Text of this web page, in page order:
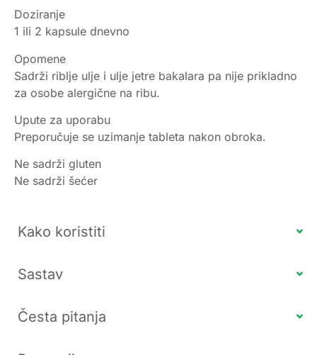
Doziranje
1 ili 2 kapsule dnevno
Opomene
Sadrži riblje ulje i ulje jetre bakalara pa nije prikladno
za osobe alergične na ribu.
Upute za uporabu
Preporučuje se uzimanje tableta nakon obroka.
Ne sadrži gluten
Ne sadrži šećer
Kako koristiti
Sastav
Česta pitanja